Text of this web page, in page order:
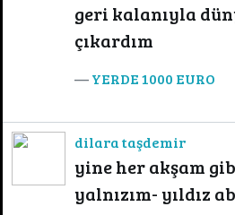
geri kalanıyla
çıkardım
YERDE 1000 EURO
dilara taşdemir
yine her akşam
yalnızım- yıldız